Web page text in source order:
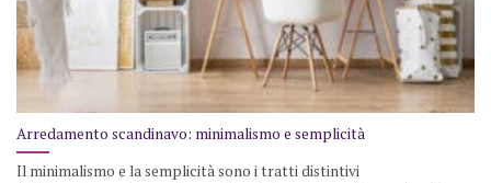
Arredamento scandinavo: minimalismo e semplicità
Il minimalismo e la semplicità sono i tratti distintivi